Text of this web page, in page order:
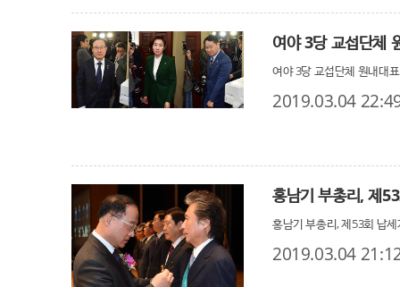
여야 3당 교섭단체
여야 3당 교섭단체 원내대
2019.03.04
홍남기 부총리, 제
홍남기 부총리, 제53회 납
2019.03.04